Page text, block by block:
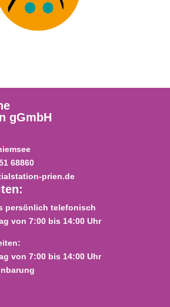
gGmbH
68860
prien.de
persönlich telefonisch
von 7:00 bis 14:00 Uhr
von 7:00 bis 14:00 Uhr